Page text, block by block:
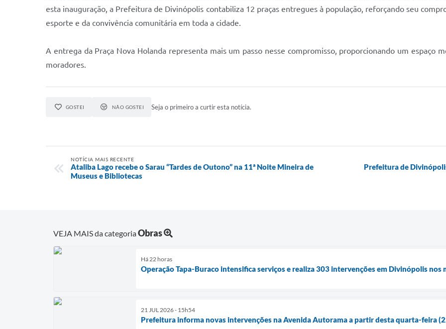
esta inauguração, a Prefeitura de Divinópolis contabiliza 12 praças entregues à população, reforçando seu
esporte e da convivência comunitária em toda a cidade.
A entrega da Praça Nova Holanda representa mais um passo nesse compromisso, proporcionando um espaço
moradores.
GOSTEI NÃO GOSTEI Seja o primeiro a curtir esta notícia.
NOTÍCIA MAIS RECENTE
Ataliba Lago recebe o Sarau “Tardes de Outono” na 11ª Noite Mineira de
Museus e Bibliotecas
Prefeitura de
VEJA MAIS da categoriaObras
Há 22 horas
Operação Tapa-Buraco intensifica serviços e realiza 303 intervenções em Divinópolis nos
21 JUL 2026 - 15h54
Prefeitura informa novas intervenções na Avenida Autorama a partir desta quarta-feira